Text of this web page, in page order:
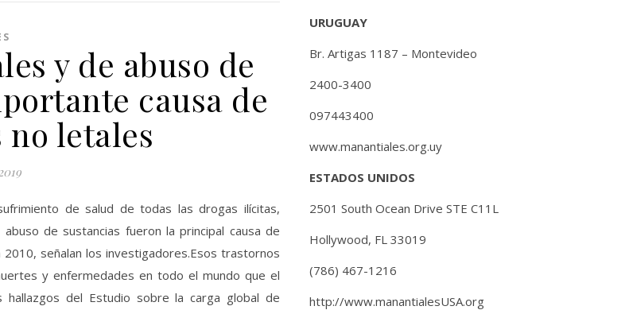
y de abuso de
causa de
no letales
de salud de todas las drogas ilícitas,
de sustancias fueron la principal causa de
señalan los investigadores.Esos trastornos
y enfermedades en todo el mundo que el
del Estudio sobre la carga global de
URUGUAY
Br. Artigas 1187 – Montevideo
2400-3400
097443400
www.manantiales.org.uy
ESTADOS UNIDOS
2501 South Ocean Drive STE C11L
Hollywood, FL 33019
(786) 467-1216
http://www.manantialesUSA.org